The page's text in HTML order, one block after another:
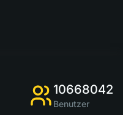
10668042
Benutzer